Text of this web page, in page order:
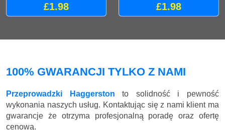
£1.98 £1.98
100% GWARANCJI TYLKO Z NAMI
Przeprowadzki Haggerston to solidność i pewność
wykonania naszych usług. Kontaktując się z nami klient ma
gwarancje że otrzyma profesjonalną poradę oraz ofertę
cenową.